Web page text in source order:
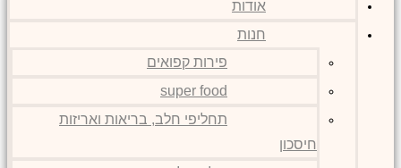
אודות
חנות
פירות קפואים
super food
תחליפי חלב, בריאות ואריזות
חיסכון